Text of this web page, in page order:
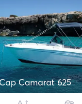
Camarat 625